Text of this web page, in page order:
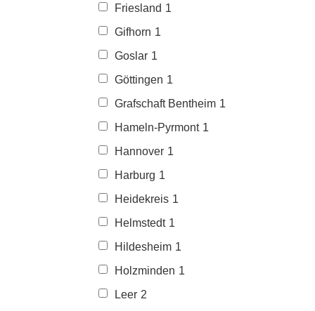
Friesland 1
Gifhorn 1
Goslar 1
Göttingen 1
Grafschaft Bentheim 1
Hameln-Pyrmont 1
Hannover 1
Harburg 1
Heidekreis 1
Helmstedt 1
Hildesheim 1
Holzminden 1
Leer 2